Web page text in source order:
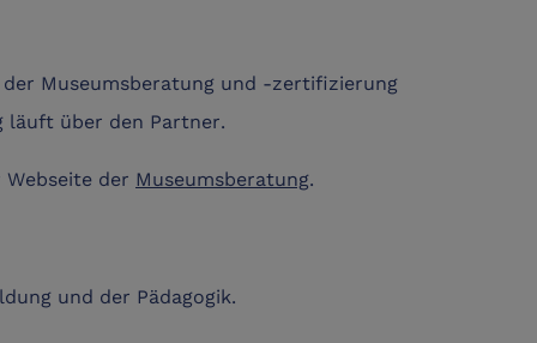
Museumsberatung und -zertifizierung
läuft über den Partner.
der Museumsberatung.
und der Pädagogik.